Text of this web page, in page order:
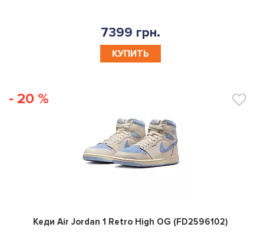
7399 грн.
КУПИТЬ
- 20 %
0
Кеди Air Jordan 1 Retro High OG (FD2596102)